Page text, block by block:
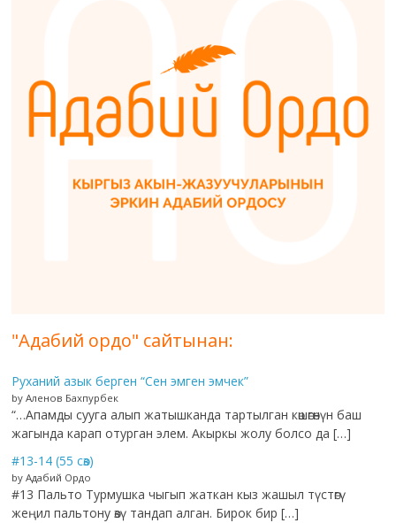
"Адабий ордо" сайтынан:
Руханий азык берген “Сен эмген эмчек”
by Аленов Бахпурбек
“…Апамды сууга алып жатышканда тартылган көшөгөнүн баш
жагында карап отурган элем. Акыркы жолу болсо да […]
#13-14 (55 сөз)
by Адабий Ордо
#13 Пальто Турмушка чыгып жаткан кыз жашыл түстөгү
жеңил пальтону өзү тандап алган. Бирок бир […]